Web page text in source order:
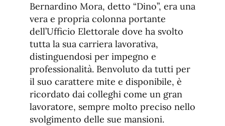
Bernardino Mora, detto “Dino”, era una
vera e propria colonna portante
dell’Ufficio Elettorale dove ha svolto
tutta la sua carriera lavorativa,
distinguendosi per impegno e
professionalità. Benvoluto da tutti per
il suo carattere mite e disponibile, è
ricordato dai colleghi come un gran
lavoratore, sempre molto preciso nello
svolgimento delle sue mansioni.